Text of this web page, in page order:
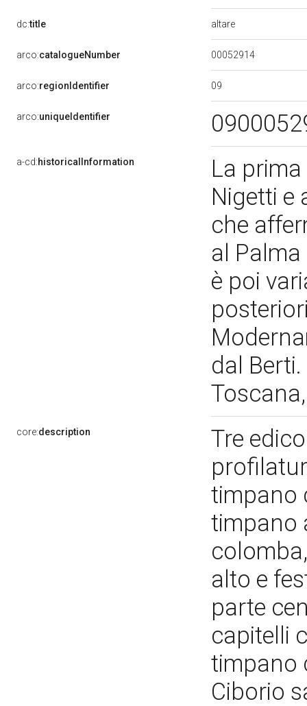
dc:title altare
arco:catalogueNumber 00052914
arco:regionIdentifier 09
arco:uniqueIdentifier
a-cd:historicalInformation
La
Nigetti e
che
al
è poi
dal
core:description
Tre
timpano
timpano
alto e
parte
capitelli
timpano
Ciborio